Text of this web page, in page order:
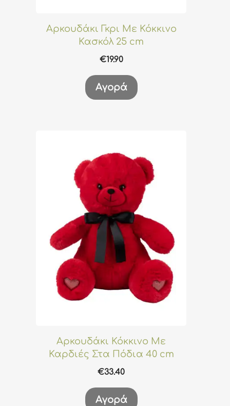
Αρκουδάκι Γκρι Με Κόκκινο
Κασκόλ 25 cm
€19.90
Αγορά
Αρκουδάκι Κόκκινο Με
Καρδιές Στα Πόδια 40 cm
€33.40
Αγορά